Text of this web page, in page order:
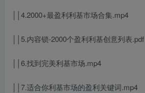
││4.2000+最盈利利基市场合集.mp4
││5.内容锁-2000个盈利利基创意列表.pdf
││6.找到完美利基市场.mp4
││7.适合你利基市场的盈利关键词.mp4